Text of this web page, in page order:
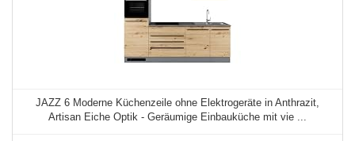
JAZZ 6 Moderne Küchenzeile ohne Elektrogeräte in Anthrazit,
Artisan Eiche Optik - Geräumige Einbauküche mit vie ...